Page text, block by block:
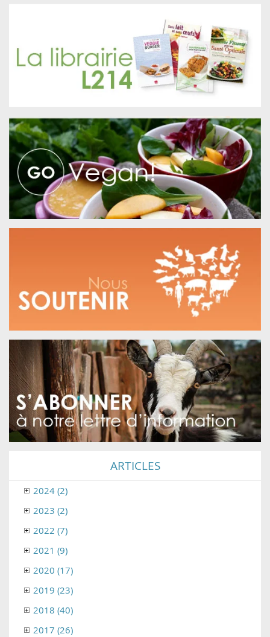
ARTICLES
2024 (2)
2023 (2)
2022 (7)
2021 (9)
2020 (17)
2019 (23)
2018 (40)
2017 (26)